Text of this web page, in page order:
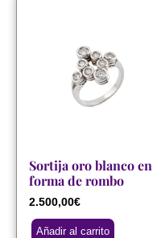
Sortija oro blanco en
forma de rombo
2.500,00€
Añadir al carrito